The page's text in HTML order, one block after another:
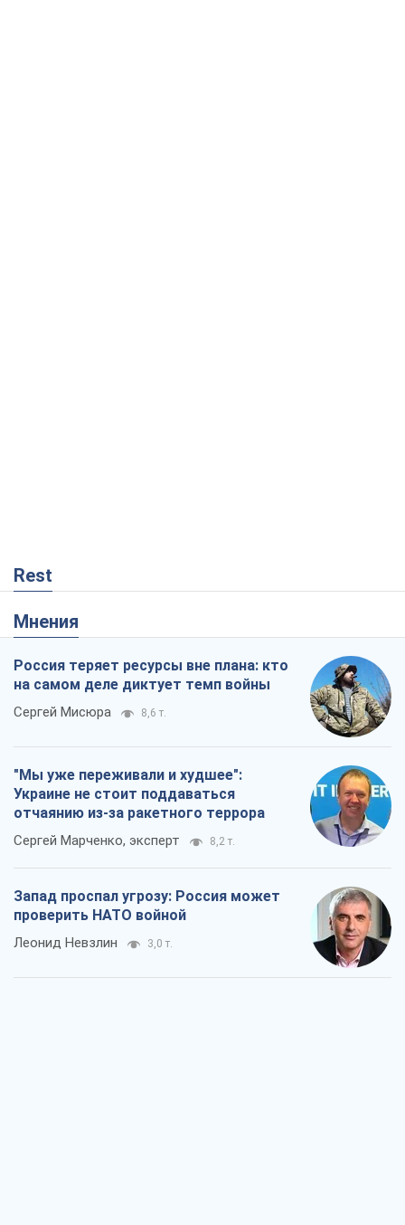
Rest
Мнения
Россия теряет ресурсы вне плана: кто
на самом деле диктует темп войны
Сергей Мисюра 8,6 т.
"Мы уже переживали и худшее":
Украине не стоит поддаваться
отчаянию из-за ракетного террора
Сергей Марченко, эксперт 8,2 т.
Запад проспал угрозу: Россия может
проверить НАТО войной
Леонид Невзлин 3,0 т.